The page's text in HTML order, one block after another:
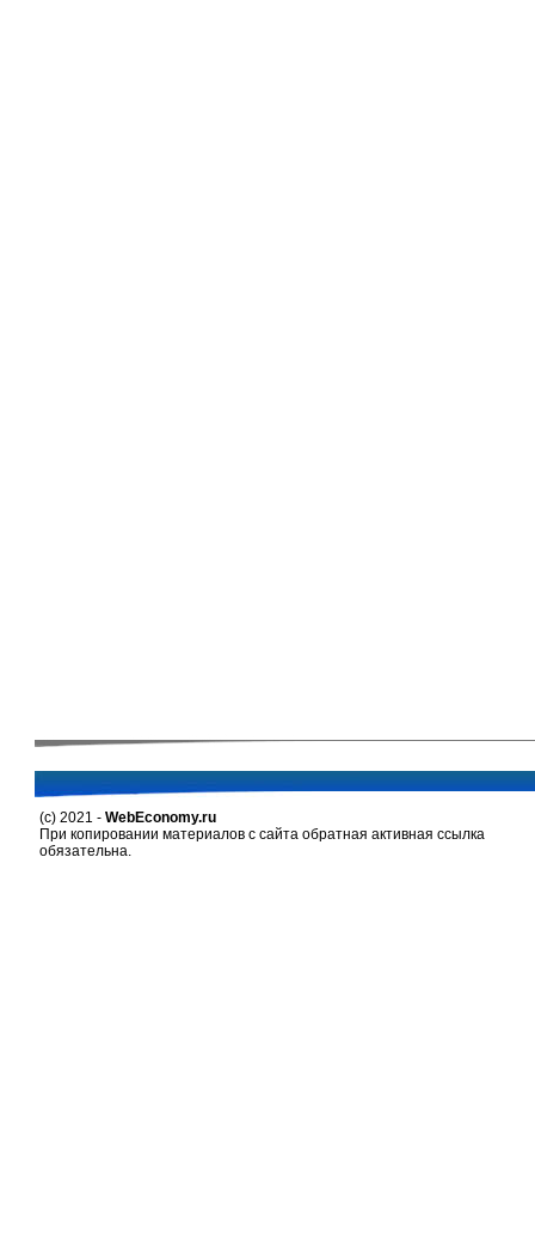
(c) 2021 - WebEconomy.ru
При копировании материалов с сайта обратная активная ссылка
обязательна.